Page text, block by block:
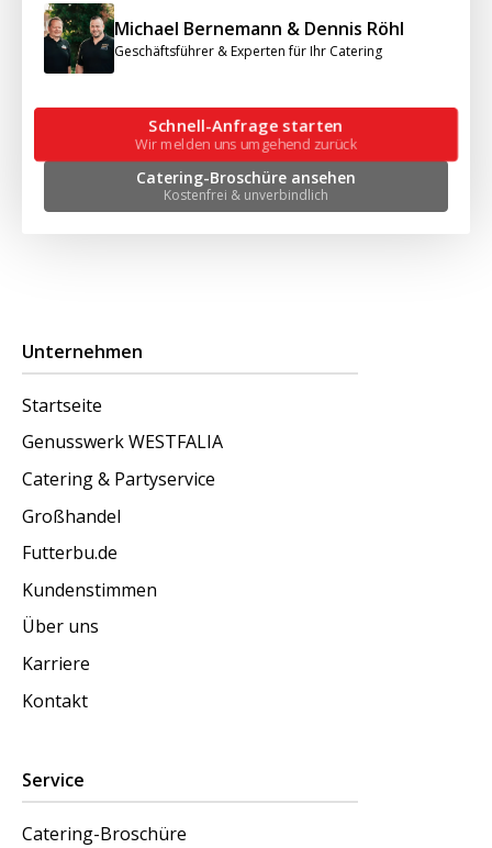
Michael Bernemann & Dennis Röhl
Geschäftsführer & Experten für Ihr Catering
Schnell-Anfrage starten
Wir melden uns umgehend zurück
Catering-Broschüre ansehen
Kostenfrei & unverbindlich
Unternehmen
Startseite
Genusswerk WESTFALIA
Catering & Partyservice
Großhandel
Futterbu.de
Kundenstimmen
Über uns
Karriere
Kontakt
Service
Catering-Broschüre